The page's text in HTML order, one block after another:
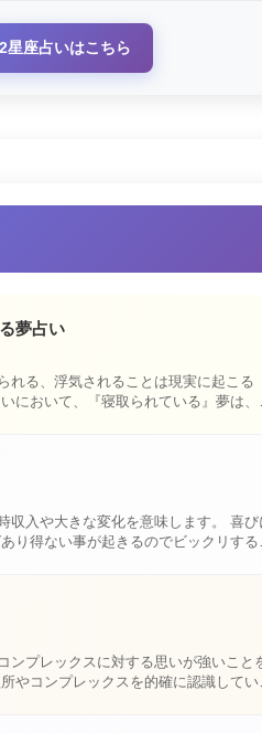
星座占いはこちら
夢占い
れる、浮気されることは現実に起こる
や大きな変化を意味します。 喜びに
ンプレックスに対する思いが強いこと